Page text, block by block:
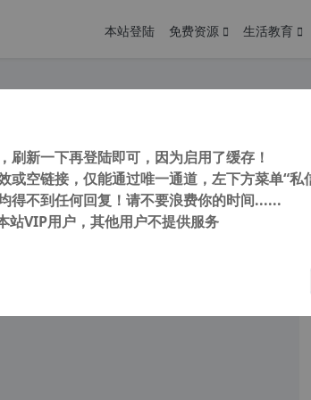
本站登陆 免费资源 生活教育
V1.7.1 PC中文版 安卓汉化工具 APK汉化反编译修改工具
cnorg.12hp.de 注意： 由于网站空间位于国
刷新一下再登陆即可，因为启用了缓存！
或空链接，仅能通过唯一通道，左下方菜单“私
得不到任何回复！请不要浪费你的时间......
站VIP用户，其他用户不提供服务